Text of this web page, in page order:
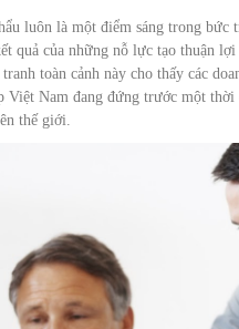
luôn là một điểm sáng trong
quả của những nỗ lực tạo thuận
toàn cảnh này cho thấy các
Việt Nam đang đứng trước một
thế giới.